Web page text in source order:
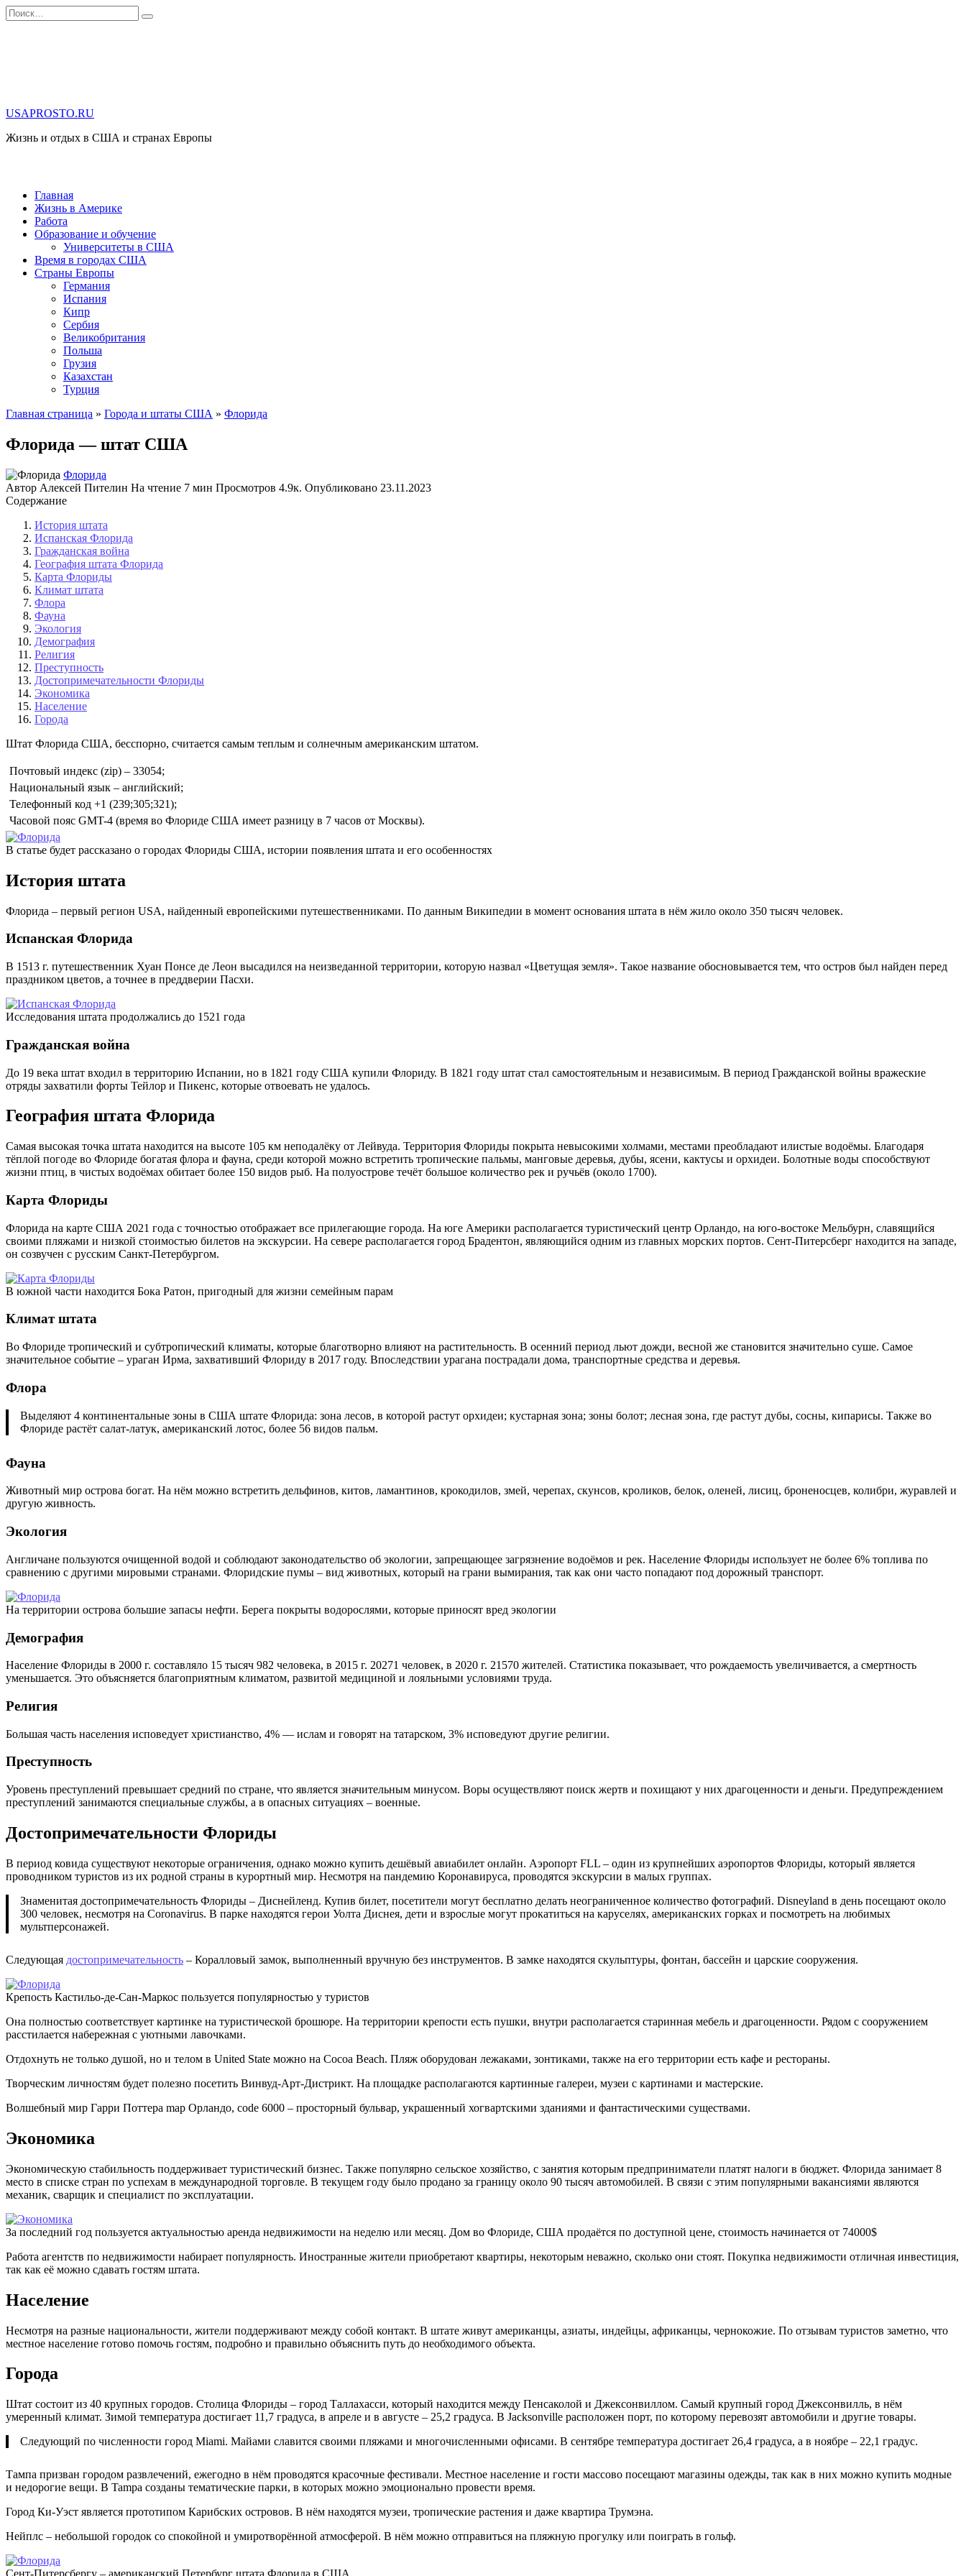
Перейти
к
Search
for:
USAPROSTO.RU
Жизнь и отдых в США и странах Европы
Главная
Жизнь в Америке
Работа
Образование и обучение
Университеты в США
Время в городах США
Страны Европы
Германия
Испания
Кипр
Сербия
Великобритания
Польша
Грузия
Казахстан
Турция
Главная страница » Города и штаты США » Флорида
Флорида — штат США
Флорида
Автор Алексей Пителин На чтение 7 мин Просмотров 4.9к. Опубликовано 23.11.2023
Содержание
История штата
Испанская Флорида
Гражданская война
География штата Флорида
Карта Флориды
Климат штата
Флора
Фауна
Экология
Демография
Религия
Преступность
Достопримечательности Флориды
Экономика
Население
Города
Штат Флорида США, бесспорно, считается самым теплым и солнечным американским штатом.
Почтовый индекс (zip) – 33054;
Национальный язык – английский;
Телефонный код +1 (239;305;321);
Часовой пояс GMT-4 (время во Флориде США имеет разницу в 7 часов от Москвы).
В статье будет рассказано о городах Флориды США, истории появления штата и его особенностях
История штата
Флорида – первый регион USA, найденный европейскими путешественниками. По данным Википедии в момент основания штата в нём жило около 350 тысяч человек.
Испанская Флорида
В 1513 г. путешественник Хуан Понсе де Леон высадился на неизведанной территории, которую назвал «Цветущая земля». Такое название обосновывается тем, что остров был найден перед
праздником цветов, а точнее в преддверии Пасхи.
Исследования штата продолжались до 1521 года
Гражданская война
До 19 века штат входил в территорию Испании, но в 1821 году США купили Флориду. В 1821 году штат стал самостоятельным и независимым. В период Гражданской войны вражеские
отряды захватили форты Тейлор и Пикенс, которые отвоевать не удалось.
География штата Флорида
Самая высокая точка штата находится на высоте 105 км неподалёку от Лейвуда. Территория Флориды покрыта невысокими холмами, местами преобладают илистые водоёмы. Благодаря
тёплой погоде во Флориде богатая флора и фауна, среди которой можно встретить тропические пальмы, манговые деревья, дубы, ясени, кактусы и орхидеи. Болотные воды способствуют
жизни птиц, в чистых водоёмах обитает более 150 видов рыб. На полуострове течёт большое количество рек и ручьёв (около 1700).
Карта Флориды
Флорида на карте США 2021 года с точностью отображает все прилегающие города. На юге Америки располагается туристический центр Орландо, на юго-востоке Мельбурн, славящийся
своими пляжами и низкой стоимостью билетов на экскурсии. На севере располагается город Брадентон, являющийся одним из главных морских портов. Сент-Питерсберг находится на западе,
он созвучен с русским Санкт-Петербургом.
В южной части находится Бока Ратон, пригодный для жизни семейным парам
Климат штата
Во Флориде тропический и субтропический климаты, которые благотворно влияют на растительность. В осенний период льют дожди, весной же становится значительно суше. Самое
значительное событие – ураган Ирма, захвативший Флориду в 2017 году. Впоследствии урагана пострадали дома, транспортные средства и деревья.
Флора
Выделяют 4 континентальные зоны в США штате Флорида: зона лесов, в которой растут орхидеи; кустарная зона; зоны болот; лесная зона, где растут дубы, сосны, кипарисы. Также во
Флориде растёт салат-латук, американский лотос, более 56 видов пальм.
Фауна
Животный мир острова богат. На нём можно встретить дельфинов, китов, ламантинов, крокодилов, змей, черепах, скунсов, кроликов, белок, оленей, лисиц, броненосцев, колибри, журавлей и
другую живность.
Экология
Англичане пользуются очищенной водой и соблюдают законодательство об экологии, запрещающее загрязнение водоёмов и рек. Население Флориды использует не более 6% топлива по
сравнению с другими мировыми странами. Флоридские пумы – вид животных, который на грани вымирания, так как они часто попадают под дорожный транспорт.
На территории острова большие запасы нефти. Берега покрыты водорослями, которые приносят вред экологии
Демография
Население Флориды в 2000 г. составляло 15 тысяч 982 человека, в 2015 г. 20271 человек, в 2020 г. 21570 жителей. Статистика показывает, что рождаемость увеличивается, а смертность
уменьшается. Это объясняется благоприятным климатом, развитой медициной и лояльными условиями труда.
Религия
Большая часть населения исповедует христианство, 4% — ислам и говорят на татарском, 3% исповедуют другие религии.
Преступность
Уровень преступлений превышает средний по стране, что является значительным минусом. Воры осуществляют поиск жертв и похищают у них драгоценности и деньги. Предупреждением
преступлений занимаются специальные службы, а в опасных ситуациях – военные.
Достопримечательности Флориды
В период ковида существуют некоторые ограничения, однако можно купить дешёвый авиабилет онлайн. Аэропорт FLL – один из крупнейших аэропортов Флориды, который является
проводником туристов из их родной страны в курортный мир. Несмотря на пандемию Коронавируса, проводятся экскурсии в малых группах.
Знаменитая достопримечательность Флориды – Диснейленд. Купив билет, посетители могут бесплатно делать неограниченное количество фотографий. Disneyland в день посещают около
300 человек, несмотря на Coronavirus. В парке находятся герои Уолта Диснея, дети и взрослые могут прокатиться на каруселях, американских горках и посмотреть на любимых
мультперсонажей.
Следующая достопримечательность – Коралловый замок, выполненный вручную без инструментов. В замке находятся скульптуры, фонтан, бассейн и царские сооружения.
Крепость Кастильо-де-Сан-Маркос пользуется популярностью у туристов
Она полностью соответствует картинке на туристической брошюре. На территории крепости есть пушки, внутри располагается старинная мебель и драгоценности. Рядом с сооружением
расстилается набережная с уютными лавочками.
Отдохнуть не только душой, но и телом в United State можно на Cocoa Beach. Пляж оборудован лежаками, зонтиками, также на его территории есть кафе и рестораны.
Творческим личностям будет полезно посетить Винвуд-Арт-Дистрикт. На площадке располагаются картинные галереи, музеи с картинами и мастерские.
Волшебный мир Гарри Поттера map Орландо, code 6000 – просторный бульвар, украшенный хогвартскими зданиями и фантастическими существами.
Экономика
Экономическую стабильность поддерживает туристический бизнес. Также популярно сельское хозяйство, с занятия которым предприниматели платят налоги в бюджет. Флорида занимает 8
место в списке стран по успехам в международной торговле. В текущем году было продано за границу около 90 тысяч автомобилей. В связи с этим популярными вакансиями являются
механик, сварщик и специалист по эксплуатации.
За последний год пользуется актуальностью аренда недвижимости на неделю или месяц. Дом во Флориде, США продаётся по доступной цене, стоимость начинается от 74000$
Работа агентств по недвижимости набирает популярность. Иностранные жители приобретают квартиры, некоторым неважно, сколько они стоят. Покупка недвижимости отличная инвестиция,
так как её можно сдавать гостям штата.
Население
Несмотря на разные национальности, жители поддерживают между собой контакт. В штате живут американцы, азиаты, индейцы, африканцы, чернокожие. По отзывам туристов заметно, что
местное население готово помочь гостям, подробно и правильно объяснить путь до необходимого объекта.
Города
Штат состоит из 40 крупных городов. Столица Флориды – город Таллахасси, который находится между Пенсаколой и Джексонвиллом. Самый крупный город Джексонвилль, в нём
умеренный климат. Зимой температура достигает 11,7 градуса, в апреле и в августе – 25,2 градуса. В Jacksonville расположен порт, по которому перевозят автомобили и другие товары.
Следующий по численности город Miami. Майами славится своими пляжами и многочисленными офисами. В сентябре температура достигает 26,4 градуса, а в ноябре – 22,1 градус.
Тампа призван городом развлечений, ежегодно в нём проводятся красочные фестивали. Местное население и гости массово посещают магазины одежды, так как в них можно купить модные
и недорогие вещи. В Tampa созданы тематические парки, в которых можно эмоционально провести время.
Город Ки-Уэст является прототипом Карибских островов. В нём находятся музеи, тропические растения и даже квартира Трумэна.
Нейплс – небольшой городок со спокойной и умиротворённой атмосферой. В нём можно отправиться на пляжную прогулку или поиграть в гольф.